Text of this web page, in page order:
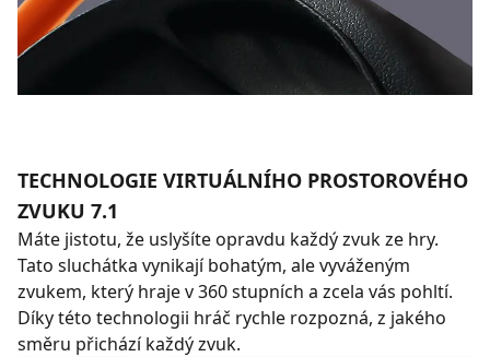
TECHNOLOGIE VIRTUÁLNÍHO PROSTOROVÉHO
ZVUKU 7.1
Máte jistotu, že uslyšíte opravdu každý zvuk ze hry.
Tato sluchátka vynikají bohatým, ale vyváženým
zvukem, který hraje v 360 stupních a zcela vás pohltí.
Díky této technologii hráč rychle rozpozná, z jakého
směru přichází každý zvuk.